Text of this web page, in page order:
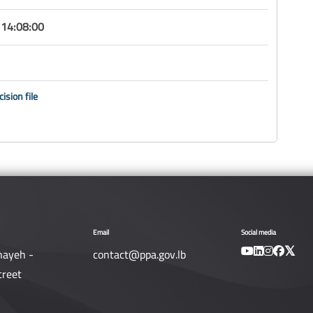
file
-
Email
contact@ppa.gov.lb
Social media